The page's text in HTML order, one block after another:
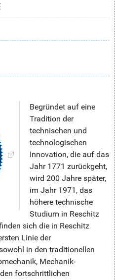
Begründet auf eine
Tradition der
technischen und
technologischen
Innovation, die auf das
Jahr 1771 zurückgeht,
wird 200 Jahre später,
im Jahr 1971, das
höhere technische
Studium in Reschitz
sich die in Reschitz
Linie der
in den traditionellen
Mechanik-
fortschrittlichen